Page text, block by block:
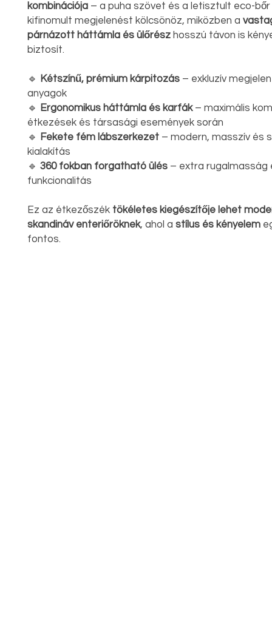
kombinációja – a puha szövet és a letisztult eco-
kifinomult megjelenést kölcsönöz, miközben a
párnázott háttámla és ülőrész hosszú távon is
biztosít.
🔹 Kétszínű, prémium kárpitozás – exkluzív
anyagok
🔹
Ergonomikus háttámla és karfák– maximális
étkezések és társasági események során
🔹
Fekete fém lábszerkezet – modern, masszív és
kialakítás
🔹 360 fokban forgatható ülés – extra rugalmasság
funkcionalitás
Ez az étkezőszék tökéletes kiegészítője lehet
skandináv enteriőröknek, ahol a stílus és kényelem
fontos.